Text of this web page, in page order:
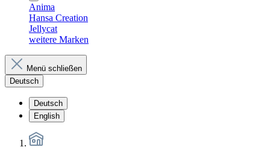
Anima
Hansa Creation
Jellycat
weitere Marken
Menü schließen
Deutsch
Deutsch
English